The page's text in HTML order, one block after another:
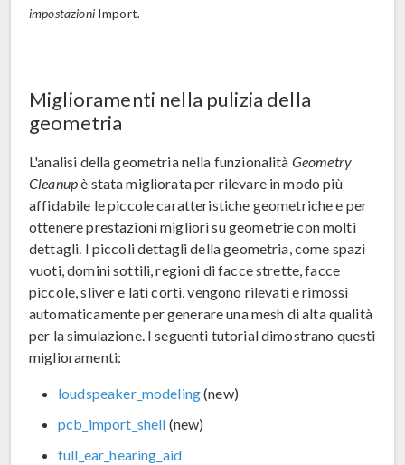
impostazioni Import.
Miglioramenti nella pulizia della
geometria
L'analisi della geometria nella funzionalità Geometry
Cleanupè stata migliorata per rilevare in modo più
affidabile le piccole caratteristiche geometriche e per
ottenere prestazioni migliori su geometrie con molti
dettagli. I piccoli dettagli della geometria, come spazi
vuoti, domini sottili, regioni di facce strette, facce
piccole, sliver e lati corti, vengono rilevati e rimossi
automaticamente per generare una mesh di alta qualità
per la simulazione. I seguenti tutorial dimostrano questi
miglioramenti:
loudspeaker_modeling(new)
pcb_import_shell (new)
full_ear_hearing_aid